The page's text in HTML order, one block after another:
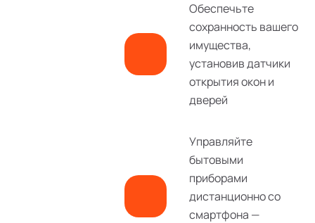
Обеспечьте
сохранность вашего
имущества,
установив датчики
открытия окон и
дверей
Управляйте
бытовыми
приборами
дистанционно со
смартфона —